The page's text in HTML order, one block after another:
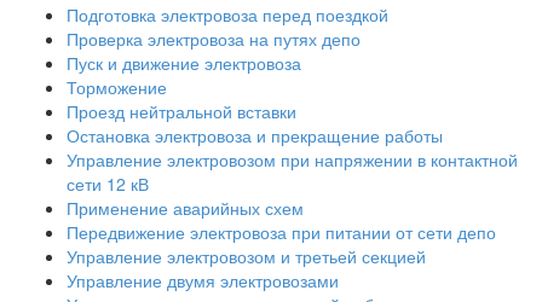
Подготовка электровоза перед поездкой
Проверка электровоза на путях депо
Пуск и движение электровоза
Торможение
Проезд нейтральной вставки
Остановка электровоза и прекращение работы
Управление электровозом при напряжении в контактной
сети 12 кВ
Применение аварийных схем
Передвижение электровоза при питании от сети депо
Управление электровозом и третьей секцией
Управление двумя электровозами